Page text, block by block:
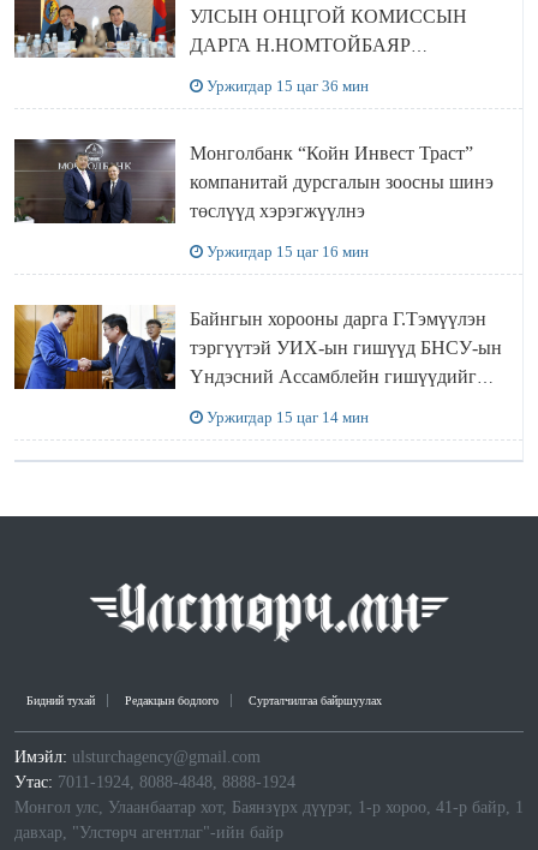
УЛСЫН ОНЦГОЙ КОМИССЫН
ДАРГА Н.НОМТОЙБАЯР
Уржигдар 15 цаг 36 мин
Монголбанк “Койн Инвест Траст”
компанитай дурсгалын зоосны шинэ
төслүүд хэрэгжүүлнэ
Уржигдар 15 цаг 16 мин
Байнгын хорооны дарга Г.Тэмүүлэн
тэргүүтэй УИХ-ын гишүүд БНСУ-ын
Үндэсний Ассамблейн гишүүдийг
Уржигдар 15 цаг 14 мин
Бидний тухай Редакцын бодлого Сурталчилгаа байршуулах
Имэйл: ulsturchagency@gmail.com
Утас: 7011-1924, 8088-4848, 8888-1924
Монгол улс, Улаанбаатар хот, Баянзүрх дүүрэг, 1-р хороо, 41-р байр, 1
давхар, "Улстөрч агентлаг"-ийн байр